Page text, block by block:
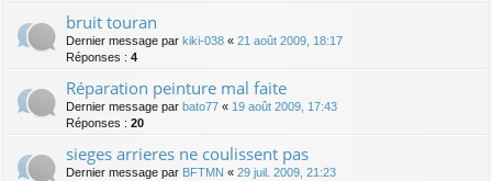
bruit touran
Dernier message par kiki-038 « 21 août 2009, 18:17
Réponses : 4
Réparation peinture mal faite
Dernier message par bato77 « 19 août 2009, 17:43
Réponses : 20
sieges arrieres ne coulissent pas
Dernier message par BFTMN « 29 juil. 2009, 21:23